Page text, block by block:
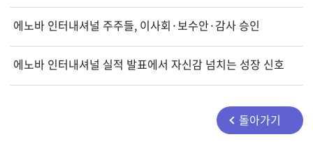
에노바 인터내셔널 주주들, 이사회·보수안·감사 승인
에노바 인터내셔널 실적 발표에서 자신감 넘치는 성장 신호
돌아가기